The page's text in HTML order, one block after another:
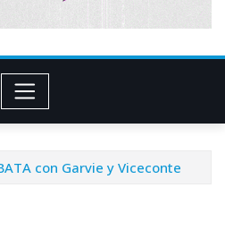
con Garvie y Viceconte